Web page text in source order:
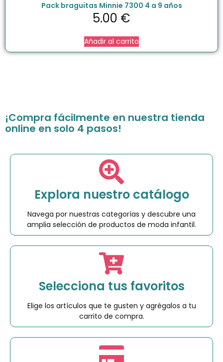
Pack braguitas Minnie 7300 4 a 9 años
5.00 €
Añadir al carrito
¡Compra fácilmente en nuestra tienda
online en solo 4 pasos!
Explora nuestro catálogo
Navega por nuestras categorías y descubre una
amplia selección de productos de moda infantil.
Selecciona tus favoritos
Elige los artículos que te gusten y agrégalos a tu
carrito de compra.